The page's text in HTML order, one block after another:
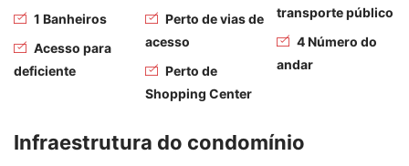
1 Banheiros
deficiente
acesso
Shopping Center
transporte público
andar
Infraestrutura do condomínio